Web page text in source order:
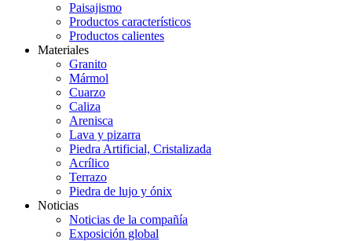
Paisajismo
Productos característicos
Productos calientes
Materiales
Granito
Mármol
Cuarzo
Caliza
Arenisca
Lava y pizarra
Piedra Artificial, Cristalizada
Acrílico
Terrazo
Piedra de lujo y ónix
Noticias
Noticias de la compañía
Exposición global